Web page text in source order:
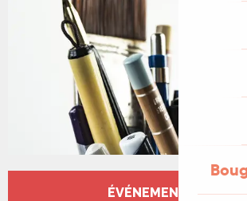
Ouverture etÉVÉNEMENT